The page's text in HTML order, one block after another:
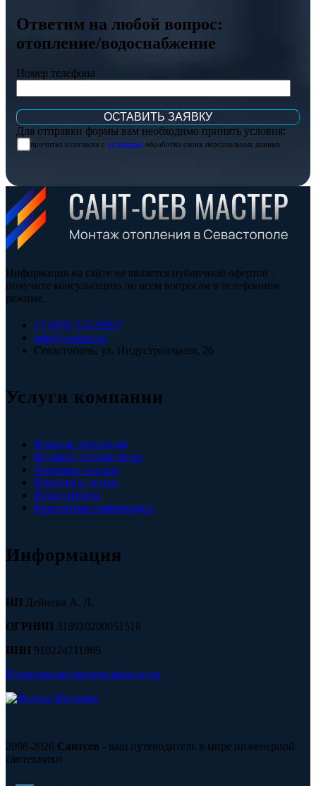
Ответим на любой вопрос:
отопление/водоснабжение
Номер телефона
Для отправки формы вам необходимо принять условия:
прочитал и согласен с условиями обработки своих персональных данных
Информация на сайте не является публичной офертой -
получите консультацию по всем вопросам в телефонном
режиме.
+7 (978) 515-999-7
info@santsev.ru
Севастополь, ул. Индустриальная, 26
Услуги компании
Монтаж отопления
Водяные теплые полы
Тепловые насосы
Новости и статьи
Наши работы
Контактная информация
Информация
ИП Дейнека А. Л.
ОГРНИП 318910200051518
ИНН 910224711869
Политика конфиденциальности
2008-2026 Сантсев - ваш путеводитель в мире инженерной
сантехники